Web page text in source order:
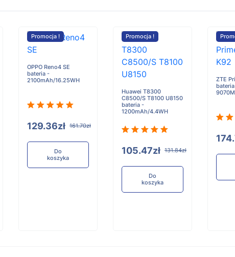
Promocja !
OPPO Reno4 SE
bateria -
2100mAh/16.25WH
129.36zł 161.70zł
Do
koszyka
Promocja !
Huawei T8300
C8500/S T8100 U8150
bateria -
1200mAh/4.4WH
105.47zł 131.84zł
Do
koszyka
ZTE